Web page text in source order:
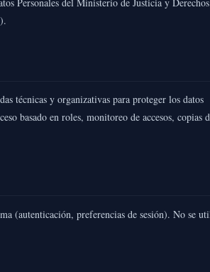
).
técnicas y organizativas para proteger los datos
basado en roles, monitoreo de accesos, copias
(autenticación, preferencias de sesión). No se